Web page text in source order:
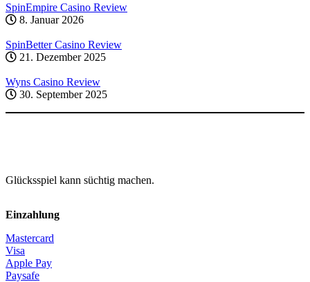
SpinEmpire Casino Review
8. Januar 2026
SpinBetter Casino Review
21. Dezember 2025
Wyns Casino Review
30. September 2025
Glücksspiel kann süchtig machen.
Einzahlung
Mastercard
Visa
Apple Pay
Paysafe